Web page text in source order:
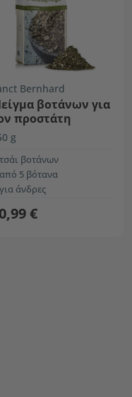
Bernhard
βοτάνων για
προστάτη
g
τσάι βοτάνων
από 5 βότανα
για άνδρες
€